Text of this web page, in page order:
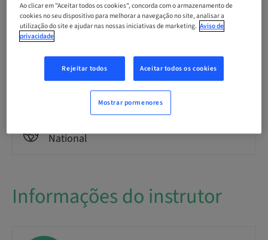
Pontos
0.00 Pontos
Theoretical
National
Informações do instrutor
Ao clicar em "Aceitar todos os cookies", concorda com o armazenamento de
cookies no seu dispositivo para melhorar a navegação no site, analisar a
utilização do site e ajudar nas nossas iniciativas de marketing. Aviso de
privacidade
Rejeitar todos Aceitar todos os cookies
Mostrar pormenores